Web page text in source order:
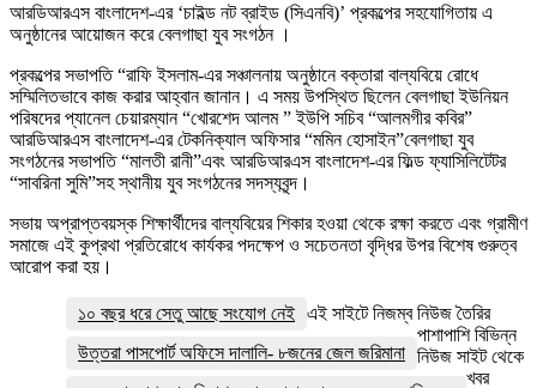
আরডিআরএস বাংলাদেশ-এর ‘চাইল্ড নট ব্রাইড (সিএনবি)’ প্রকল্পের সহযোগিতায় এ
অনুষ্ঠানের আয়োজন করে বেলগাছা যুব সংগঠন ।
প্রকল্পের সভাপতি “রাফি ইসলাম-এর সঞ্চালনায় অনুষ্ঠানে বক্তারা বাল্যবিয়ে রোধে
সম্মিলিতভাবে কাজ করার আহ্বান জানান। এ সময় উপস্থিত ছিলেন বেলগাছা ইউনিয়ন
পরিষদের প্যানেল চেয়ারম্যান “খোরশেদ আলম ” ইউপি সচিব “আলমগীর কবির”
আরডিআরএস বাংলাদেশ-এর টেকনিক্যাল অফিসার “মমিন হোসাইন”বেলগাছা যুব
সংগঠনের সভাপতি “মালতী রানী”এবং আরডিআরএস বাংলাদেশ-এর ফিল্ড ফ্যাসিলিটেটর
“সাবরিনা সুমি”সহ স্থানীয় যুব সংগঠনের সদস্যবৃন্দ।
সভায় অপ্রাপ্তবয়স্ক শিক্ষার্থীদের বাল্যবিয়ের শিকার হওয়া থেকে রক্ষা করতে এবং গ্রামীণ
সমাজে এই কুপ্রথা প্রতিরোধে কার্যকর পদক্ষেপ ও সচেতনতা বৃদ্ধির উপর বিশেষ গুরুত্ব
আরোপ করা হয়।
১০ বছর ধরে সেতু আছে সংযোগ নেই
উত্তরা পাসপোর্ট অফিসে দালালি- ৮জনের জেল জরিমানা
এই সাইটে নিজম্ব নিউজ তৈরির
পাশাপাশি বিভিন্ন
নিউজ সাইট থেকে
খবর